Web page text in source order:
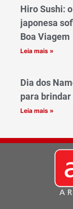
Hiro Sushi:
japonesa
Boa Viagem
Leia mais »
Dia dos
para brindar
Leia mais »